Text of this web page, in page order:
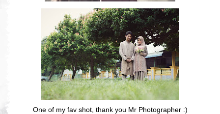
One of my fav shot, thank you Mr Photographer :)